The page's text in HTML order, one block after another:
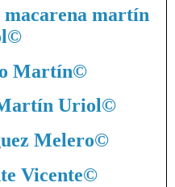
martín
©
Martín©
Uriol©
Melero©
Vicente©